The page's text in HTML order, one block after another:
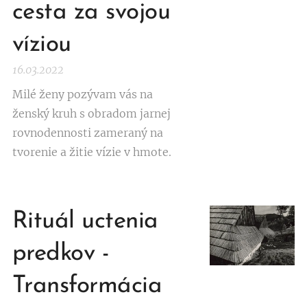
cesta za svojou
víziou
16.03.2022
Milé ženy pozývam vás na
ženský kruh s obradom jarnej
rovnodennosti zameraný na
tvorenie a žitie vízie v hmote.
Rituál uctenia
predkov -
Transformácia